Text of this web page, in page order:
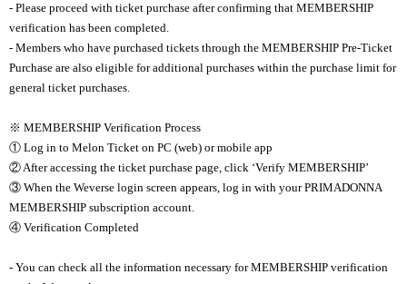
- Please proceed with ticket purchase after confirming that MEMBERSHIP
verification has been completed.
- Members who have purchased tickets through the MEMBERSHIP Pre-Ticket
Purchase are also eligible for additional purchases within the purchase limit for
general ticket purchases.
※ MEMBERSHIP Verification Process
① Log in to Melon Ticket on PC (web) or mobile app
② After accessing the ticket purchase page, click ‘Verify MEMBERSHIP’
③ When the Weverse login screen appears, log in with your PRIMADONNA
MEMBERSHIP subscription account.
④ Verification Completed
- You can check all the information necessary for MEMBERSHIP verification